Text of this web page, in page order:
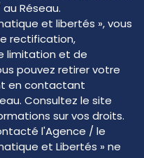
Réseau.
et libertés », vous
rectification,
limitation et de
pouvez retirer votre
en contactant
Consultez le site
sur vos droits.
l'Agence / le
et Libertés » ne